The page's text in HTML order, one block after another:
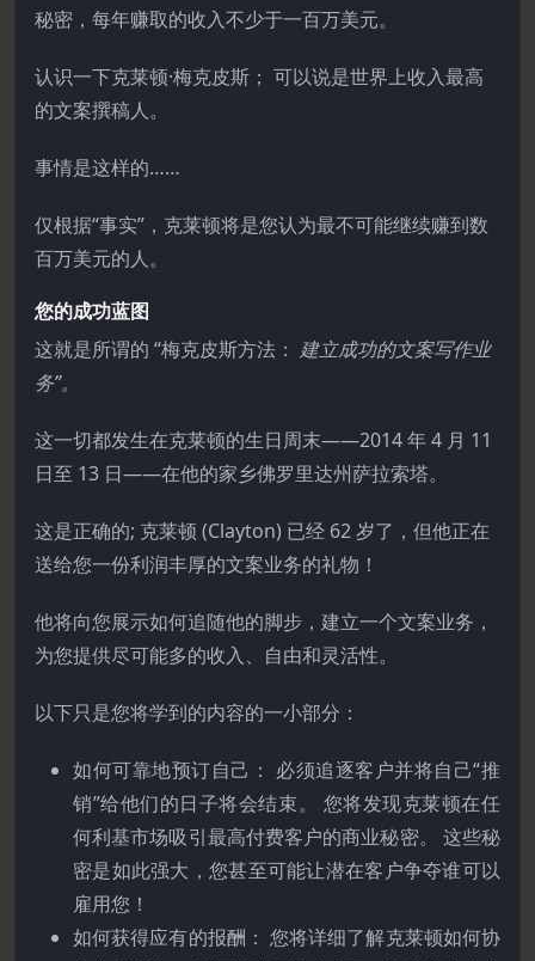
秘密，每年赚取的收入不少于一百万美元。
认识一下克莱顿·梅克皮斯； 可以说是世界上收入最高
的文案撰稿人。
事情是这样的……
仅根据“事实”，克莱顿将是您认为最不可能继续赚到数
百万美元的人。
您的成功蓝图
这就是所谓的 “梅克皮斯方法： 建立成功的文案写作业
务”。
这一切都发生在克莱顿的生日周末——2014 年 4 月 11
日至 13 日——在他的家乡佛罗里达州萨拉索塔。
这是正确的; 克莱顿 (Clayton) 已经 62 岁了，但他正在
送给您一份利润丰厚的文案业务的礼物！
他将向您展示如何追随他的脚步，建立一个文案业务，
为您提供尽可能多的收入、自由和灵活性。
以下只是您将学到的内容的一小部分：
如何可靠地预订自己： 必须追逐客户并将自己“推
销”给他们的日子将会结束。 您将发现克莱顿在任
何利基市场吸引最高付费客户的商业秘密。 这些秘
密是如此强大，您甚至可能让潜在客户争夺谁可以
雇用您！
如何获得应有的报酬： 您将详细了解克莱顿如何协